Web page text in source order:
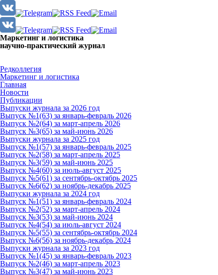
Маркетинг и логистика
научно-практический журнал
Редколлегия
Маркетинг и логистика
Главная
Новости
Публикации
Выпуски журнала за 2026 год
Выпуск №1(63) за январь-февраль 2026
Выпуск №2(64) за март-апрель 2026
Выпуск №3(65) за май-июнь 2026
Выпуски журнала за 2025 год
Выпуск №1(57) за январь-февраль 2025
Выпуск №2(58) за март-апрель 2025
Выпуск №3(59) за май-июнь 2025
Выпуск №4(60) за июль-август 2025
Выпуск №5(61) за сентябрь-октябрь 2025
Выпуск №6(62) за ноябрь-декабрь 2025
Выпуски журнала за 2024 год
Выпуск №1(51) за январь-февраль 2024
Выпуск №2(52) за март-апрель 2024
Выпуск №3(53) за май-июнь 2024
Выпуск №4(54) за июль-август 2024
Выпуск №5(55) за сентябрь-октябрь 2024
Выпуск №6(56) за ноябрь-декабрь 2024
Выпуски журнала за 2023 год
Выпуск №1(45) за январь-февраль 2023
Выпуск №2(46) за март-апрель 2023
Выпуск №3(47) за май-июнь 2023